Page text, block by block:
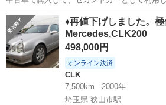
年令和7年11月までなので、一年近く残って
年式の割には状態は良いと思います。 最近バ
ました。 ご購入時に30...
埼玉 川口市 東川口駅 CLK
♦再値下げしました。極
Mercedes,CLK200
498,000円
オンライン決済
CLK
7,500km
2000年
埼玉県 狭山市駅